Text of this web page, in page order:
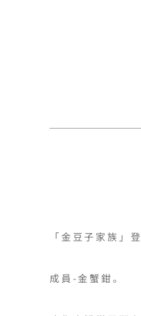
「金豆子家族」登
成員-金蟹鉗。